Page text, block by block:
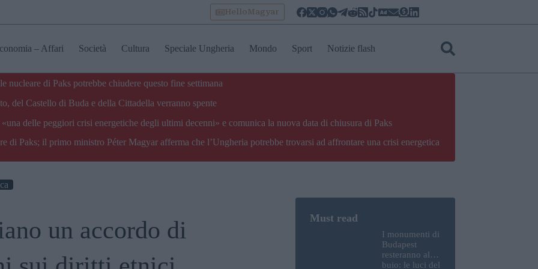
HelloMagyar
– Affari Società Cultura Speciale Ungheria Mondo Sport Notizie flash
nucleare di Paks potrebbe chiudere questo fine settimana
del Castello di Buda e della Cittadella verranno spente
delle peggiori crisi energetiche degli ultimi decenni» e comunica la nuova data di chiusura di Paks
di Paks; il primo ministro Péter Magyar afferma che l’Ungheria potrebbe trovarsi ad affrontare una crisi energetica
un accordo di
I monumenti di
Budapest
resteranno al
buio: le luci del